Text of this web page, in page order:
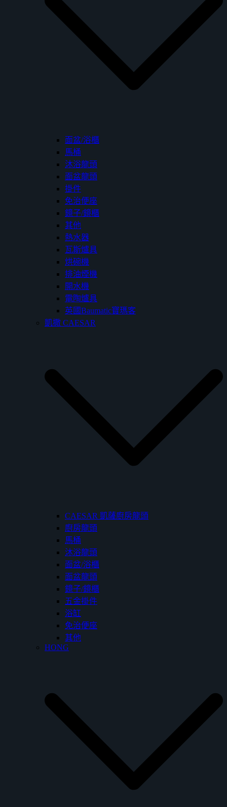
面盆/浴櫃
馬桶
沐浴龍頭
面盆龍頭
掛件
免治便座
鏡子/鏡櫃
其他
熱水器
瓦斯爐具
烘碗機
排油煙機
開水機
電陶爐具
英國Baumatic寶瑪客
凱撒 CAESAR
CAESAR 凱薩廚房龍頭
廚房龍頭
馬桶
沐浴龍頭
面盆/浴櫃
面盆龍頭
鏡子/鏡櫃
五金掛件
浴缸
免治便座
其他
HONG